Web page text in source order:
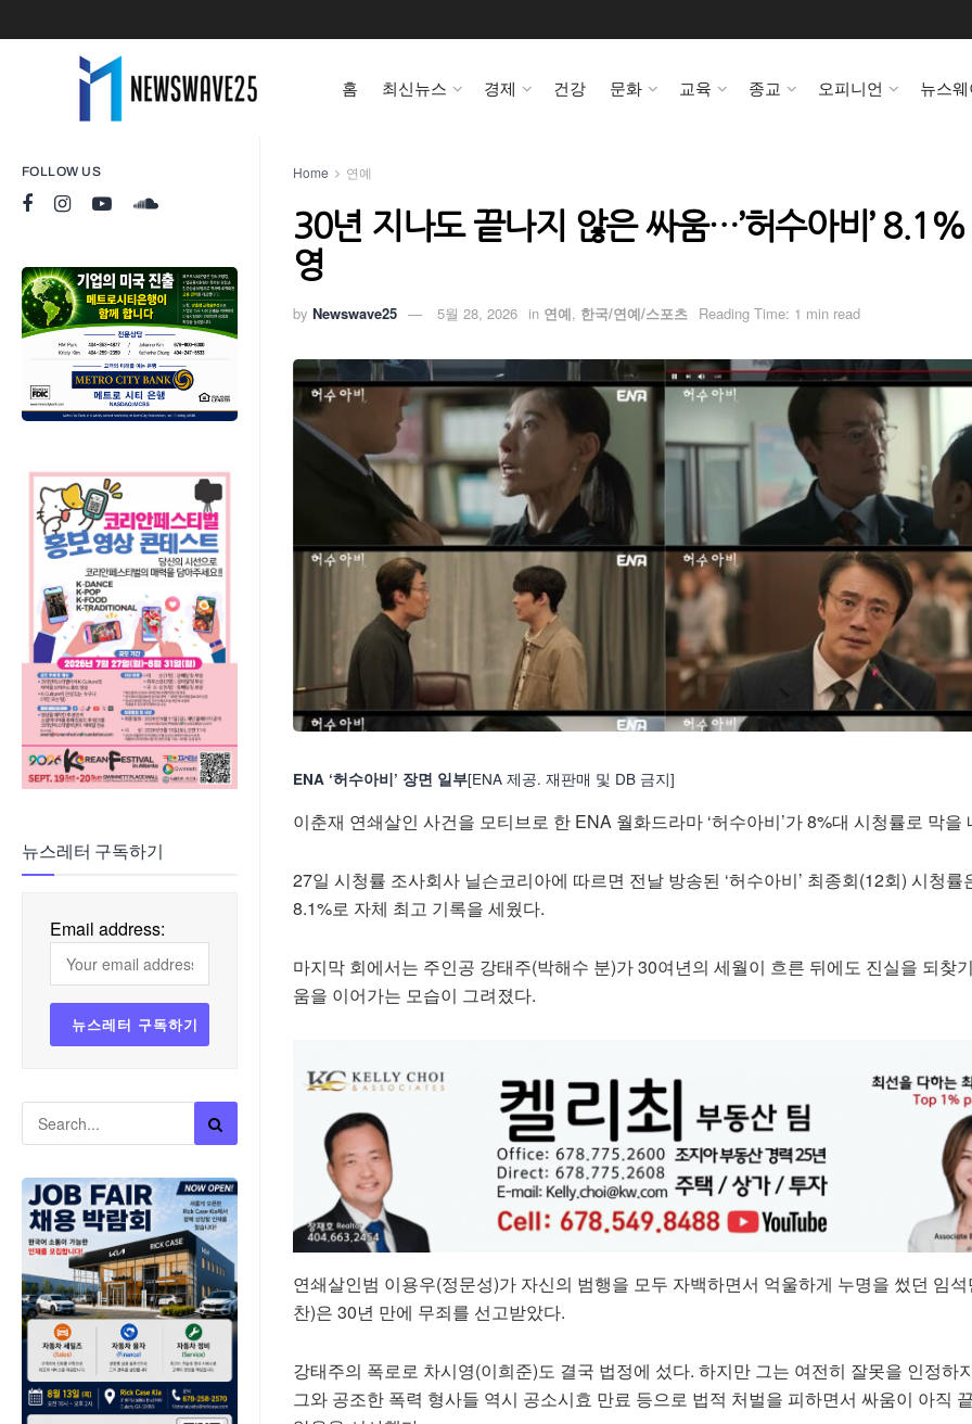
FOLLOW US
뉴스레터 구독하기
Email address:
홈 최신뉴스 경제 건강 문화 교육 종교 오피니언 뉴스
Home 연예
30년 지나도 끝나지 않은 싸움…’허수아비’
영
by Newswave25 5월 28, 2026 in 연예, 한국/연예/스포츠 Reading Time: 1 min read
ENA ‘허수아비’ 장면 일부[ENA 제공. 재판매 및 DB 금지]
이춘재 연쇄살인 사건을 모티브로 한 ENA 월화드라마 ‘허수아비’가 8%대 시청률로 막을
27일 시청률 조사회사 닐슨코리아에 따르면 전날 방송된 ‘허수아비’ 최종회(12회) 시청률
8.1%로 자체 최고 기록을 세웠다.
마지막 회에서는 주인공 강태주(박해수 분)가 30여년의 세월이 흐른 뒤에도 진실을 되찾
움을 이어가는 모습이 그려졌다.
연쇄살인범 이용우(정문성)가 자신의 범행을 모두 자백하면서 억울하게 누명을 썼던 임
찬)은 30년 만에 무죄를 선고받았다.
강태주의 폭로로 차시영(이희준)도 결국 법정에 섰다. 하지만 그는 여전히 잘못을 인정하
그와 공조한 폭력 형사들 역시 공소시효 만료 등으로 법적 처벌을 피하면서 싸움이 아직